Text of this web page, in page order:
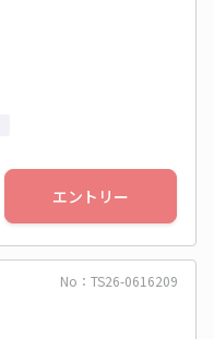
エントリー
No：TS26-0616209